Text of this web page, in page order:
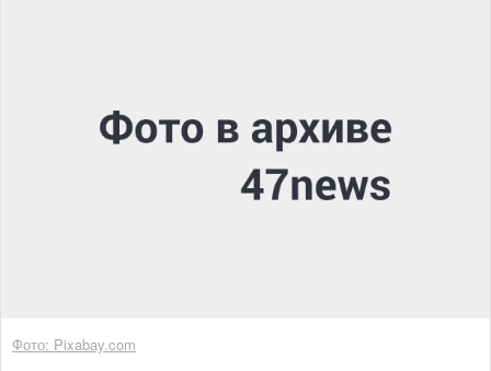
Фото: Pixabay.com